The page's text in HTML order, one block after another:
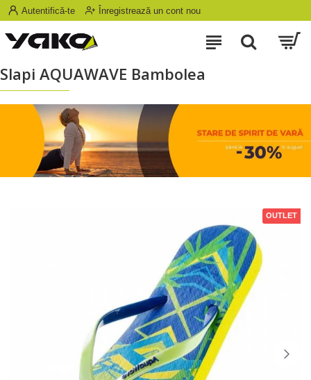
Autentifică-te Înregistrează un cont nou
Slapi AQUAWAVE Bambolea
OUTLET